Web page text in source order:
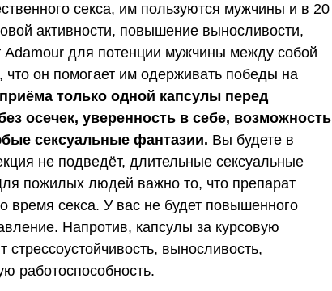
секса, им пользуются мужчины и в 20
активности, повышение выносливости,
Adamour для потенции мужчины между собой
он помогает им одерживать победы на
приёма только одной капсулы перед
осечек, уверенность в себе, возможность
сексуальные фантазии. Вы будете в
не подведёт, длительные сексуальные
пожилых людей важно то, что препарат
время секса. У вас не будет повышенного
Напротив, капсулы за курсовую
выносливость,
работоспособность.